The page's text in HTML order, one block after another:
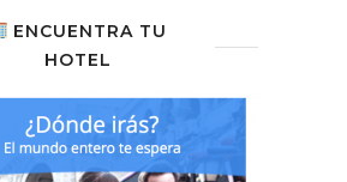
ENCUENTRA TU
HOTEL